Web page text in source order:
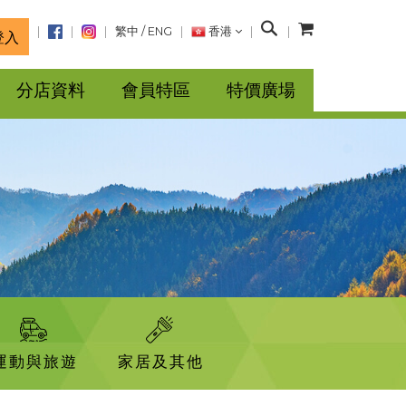
入 繁中 / ENG 香港
搜
分店資料 會員特區 特價廣場
動與旅遊 家居及其他